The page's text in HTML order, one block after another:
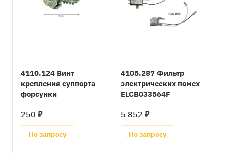
4110.124 Винт
крепления суппорта
форсунки
250 ₽
По запросу
4105.287 Фильтр
электрических помех
ELCB033564F
5 852 ₽
По запросу